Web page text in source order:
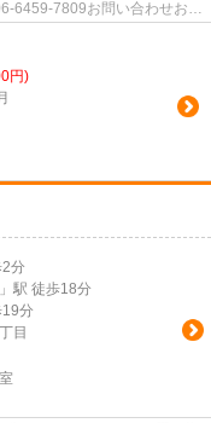
6459-7809お問い合わせお待
円)
2分
」駅 徒歩18分
19分
目